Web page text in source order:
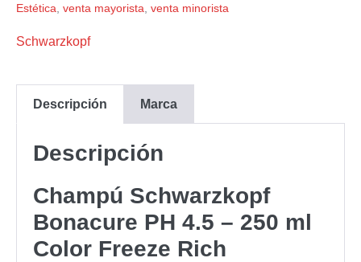
Estética venta mayorista venta minorista
Schwarzkopf
Descripción Marca
Descripción
Champú Schwarzkopf
Bonacure PH 4.5 – 250 ml
Color Freeze Rich